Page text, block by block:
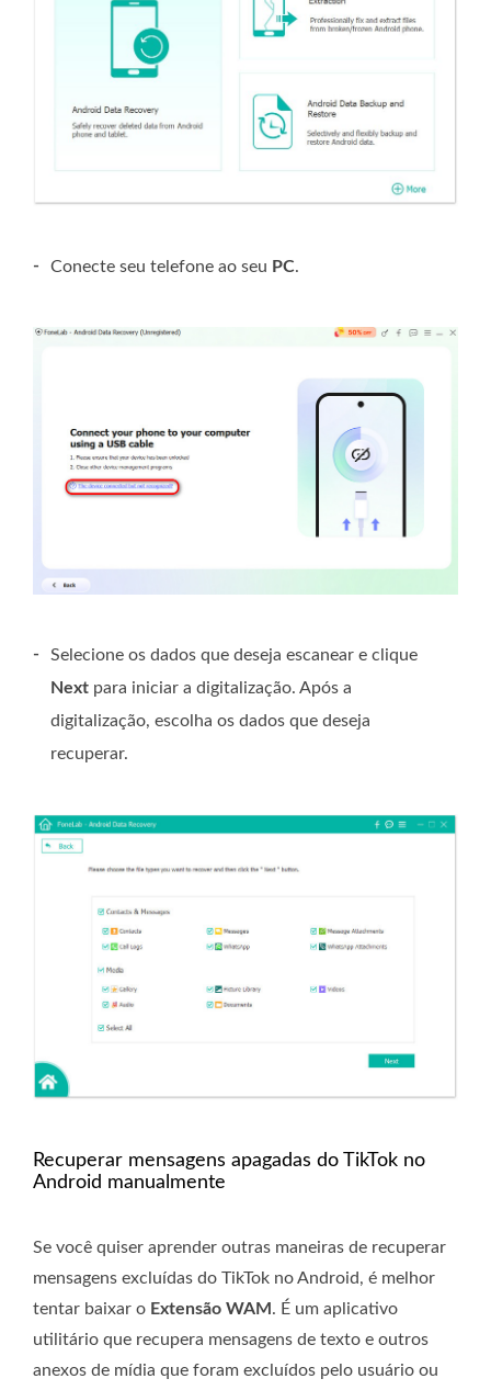
- Conecte seu telefone ao seu PC.
-
Selecione os dados que deseja escanear e clique
Next para iniciar a digitalização. Após a
digitalização, escolha os dados que deseja
recuperar.
Recuperar mensagens apagadas do TikTok no
Android manualmente
Se você quiser aprender outras maneiras de recuperar
mensagens excluídas do TikTok no Android, é melhor
tentar baixar o Extensão WAM . É um aplicativo
utilitário que recupera mensagens de texto e outros
anexos de mídia que foram excluídos pelo usuário ou